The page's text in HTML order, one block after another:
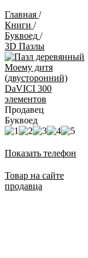
Главная /
Книги /
Буквоед /
3D Пазлы
Продавец
Буквоед
Показать телефон
Товар на сайте
продавца